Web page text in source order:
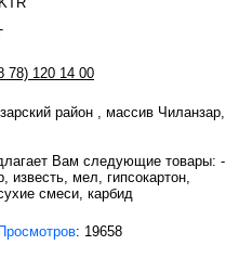
78) 120 14 00
район , массив Чиланзар,
Вам следующие товары: -
мел, гипсокартон,
смеси, карбид
: 19658